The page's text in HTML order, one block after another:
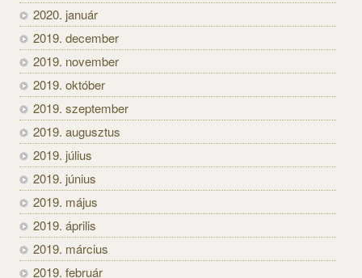
2020. január
2019. december
2019. november
2019. október
2019. szeptember
2019. augusztus
2019. július
2019. június
2019. május
2019. április
2019. március
2019. február